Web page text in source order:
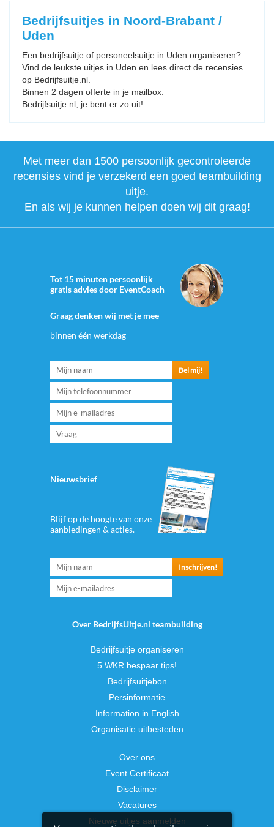
Bedrijfsuitjes in Noord-Brabant /
Uden
Een bedrijfsuitje of personeelsuitje in Uden organiseren?
Vind de leukste uitjes in Uden en lees direct de recensies
op Bedrijfsuitje.nl.
Binnen 2 dagen offerte in je mailbox.
Bedrijfsuitje.nl, je bent er zo uit!
Met meer dan 1500 persoonlijk gecontroleerde
recensies vind je verzekerd een goed teambuilding
uitje.
En als wij je kunnen helpen doen wij dit graag!
Tot 15 minuten persoonlijk
gratis advies door EventCoach
Graag denken wij met je mee
binnen één werkdag
Nieuwsbrief
Blijf op de hoogte van onze
aanbiedingen & acties.
Over BedrijfsUitje.nl teambuilding
Bedrijfsuitje organiseren
5 WKR bespaar tips!
Bedrijfsuitjebon
Persinformatie
Information in English
Organisatie uitbesteden
Over ons
Event Certificaat
Disclaimer
Vacatures
Nieuwe uitjes aanmelden